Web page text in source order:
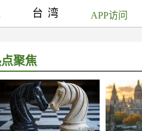
聚焦
台湾 APP访问